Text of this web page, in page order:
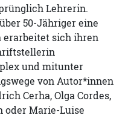
Lehrerin.
50-Jähriger eine
erarbeitet sich ihren
und mitunter
von Autor*innen
Cerha, Olga Cordes,
oder Marie-Luise